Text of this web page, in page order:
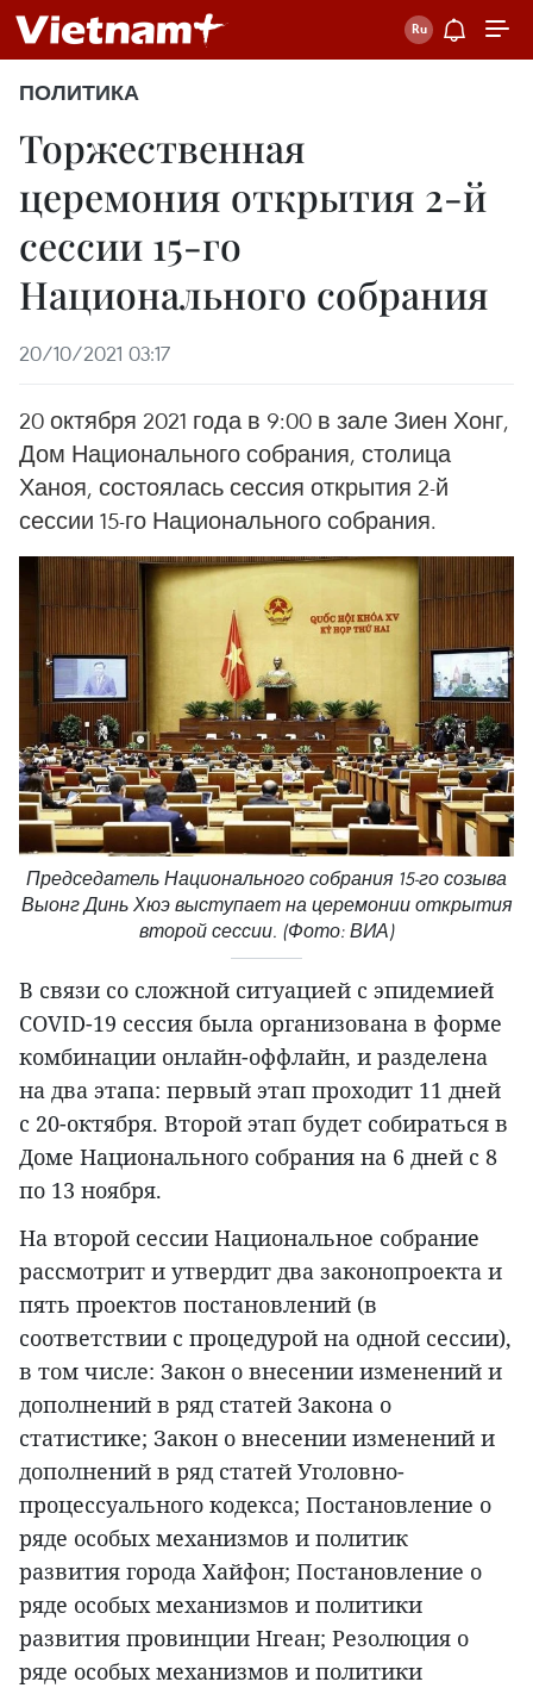
ПОЛИТИКА
Торжественная
церемония открытия 2-й
сессии 15-го
Национального собрания
20/10/2021 03:17
20 октября 2021 года в 9:00 в зале Зиен Хонг,
Дом Национального собрания, столица
Ханоя, состоялась сессия открытия 2-й
сессии 15-го Национального собрания.
Председатель Национального собрания 15-го созыва
Выонг Динь Хюэ выступает на церемонии открытия
второй сессии. (Фото: ВИА)
В связи со сложной ситуацией с эпидемией
COVID-19 сессия была организована в форме
комбинации онлайн-оффлайн, и разделена
на два этапа: первый этап проходит 11 дней
с 20-октября. Второй этап будет собираться в
Доме Национального собрания на 6 дней с 8
по 13 ноября.
На второй сессии Национальное собрание
рассмотрит и утвердит два законопроекта и
пять проектов постановлений (в
соответствии с процедурой на одной сессии),
в том числе: Закон о внесении изменений и
дополнений в ряд статей Закона о
статистике; Закон о внесении изменений и
дополнений в ряд статей Уголовно-
процессуального кодекса; Постановление о
ряде особых механизмов и политик
развития города Хайфон; Постановление о
ряде особых механизмов и политики
развития провинции Нгеан; Резолюция о
ряде особых механизмов и политики